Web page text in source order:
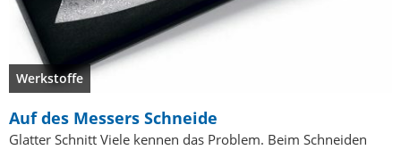
Werkstoffe
Auf des Messers Schneide
Glatter Schnitt Viele kennen das Problem. Beim Schneiden